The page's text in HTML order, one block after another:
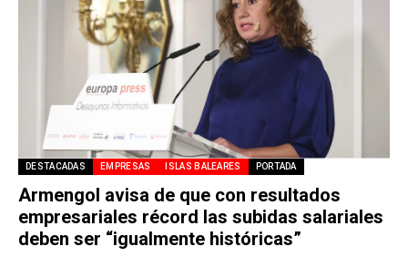
DESTACADAS EMPRESAS ISLAS BALEARES PORTADA
Armengol avisa de que con resultados
empresariales récord las subidas salariales
deben ser “igualmente históricas”